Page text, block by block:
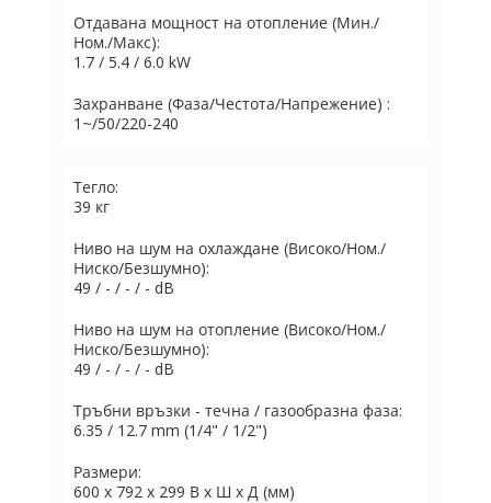
Отдавана мощност на отопление (Мин./
Ном./Макс):
1.7 / 5.4 / 6.0 kW
Захранване (Фаза/Честота/Напрежение) :
1~/50/220-240
Тегло:
39 кг
Ниво на шум на охлаждане (Високо/Ном./
Ниско/Безшумно):
49 / - / - / - dB
Ниво на шум на отопление (Високо/Ном./
Ниско/Безшумно):
49 / - / - / - dB
Тръбни връзки - течна / газообразна фаза:
6.35 / 12.7 mm (1/4" / 1/2")
Размери:
600 x 792 x 299 В x Ш x Д (мм)